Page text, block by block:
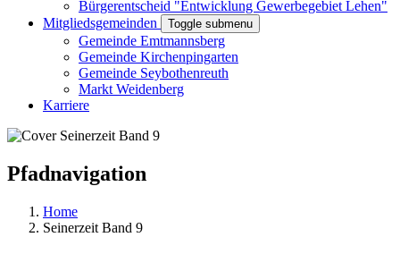
Bürgerentscheid "Entwicklung Gewerbegebiet Lehen"
Mitgliedsgemeinden
Toggle submenu
Gemeinde Emtmannsberg
Gemeinde Kirchenpingarten
Gemeinde Seybothenreuth
Markt Weidenberg
Karriere
Pfadnavigation
Home
Seinerzeit Band 9